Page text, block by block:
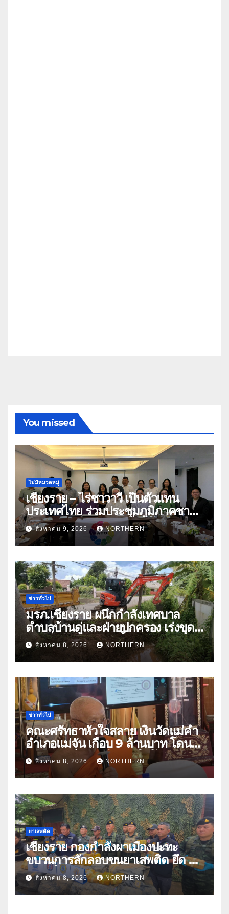
You missed
ไม่มีหมวดหมู่
เชียงราย – ไร่ชาวาวี เป็นตัวแทน
ประเทศไทย ร่วมประชุมภูมิภาคชา
อาเซียน ATO 2026 ที่อินโดนีเซีย
หารืออนาคตอุตสาหกรรมชา
ท่ามกลางความท้าทายโลก
สิงหาคม 9, 2026 NORTHERN
ข่าวทั่วไป
มรภ.เชียงราย ผนึกกำลังเทศบาล
ตำบลบ้านดู่และฝ่ายปกครอง เร่งขุด
ลอกสิ่งกีดขวางทางน้ำ ป้องกันและลด
ปัญหาน้ำท่วม
สิงหาคม 8, 2026 NORTHERN
ข่าวทั่วไป
คณะศรัทธาหัวใจสลาย เงินวัดแม่คำ
อำเภอแม่จัน เกือบ 9 ล้านบาท โดน
แก๊งคอลเซ็นเตอร์หลอกให้โอนข้าม
ปีกว่า 66 บัญชี
สิงหาคม 8, 2026 NORTHERN
ยาเสพติด
เชียงราย กองกำลังผาเมืองปะทะ
ขบวนการลักลอบขนยาเสพติด ยึด 2
ล้านเม็ด
สิงหาคม 8, 2026 NORTHERN